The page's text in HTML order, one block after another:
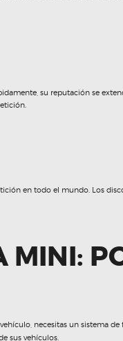
su reputación se
en todo el mundo. Los
MINI:
necesitas un sistema de
sus vehículos.